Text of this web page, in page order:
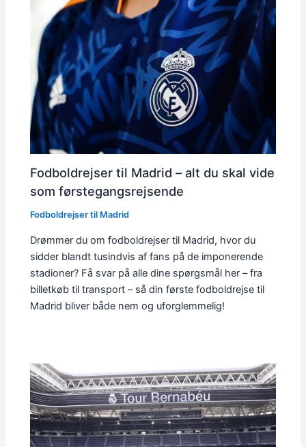
Fodboldrejser til Madrid – alt du skal vide
som førstegangsrejsende
Fodboldrejser til Madrid
Drømmer du om fodboldrejser til Madrid, hvor du
sidder blandt tusindvis af fans på de imponerende
stadioner? Få svar på alle dine spørgsmål her – fra
billetkøb til transport – så din første fodboldrejse til
Madrid bliver både nem og uforglemmelig!